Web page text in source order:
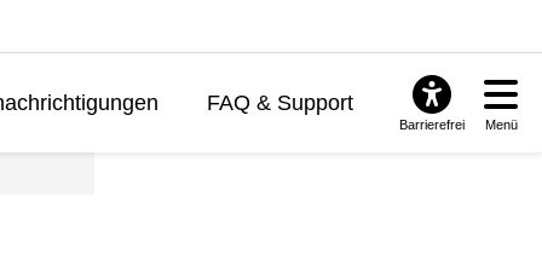
FAQ & Support
Barrierefrei Menü